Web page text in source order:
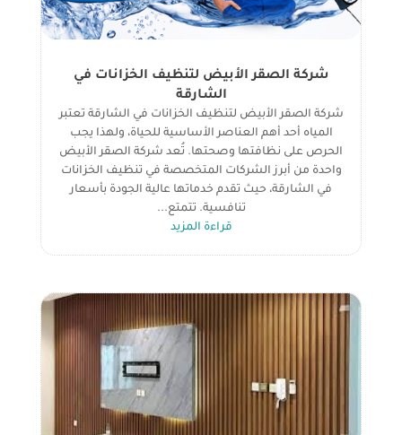
شركة الصقر الأبيض لتنظيف الخزانات في
الشارقة
شركة الصقر الأبيض لتنظيف الخزانات في الشارقة تعتبر
المياه أحد أهم العناصر الأساسية للحياة، ولهذا يجب
الحرص على نظافتها وصحتها. تُعد شركة الصقر الأبيض
واحدة من أبرز الشركات المتخصصة في تنظيف الخزانات
في الشارقة، حيث تقدم خدماتها عالية الجودة بأسعار
تنافسية. تتمتع...
قراءة المزيد